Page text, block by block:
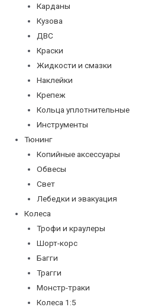
Карданы
Кузова
ДВС
Краски
Жидкости и смазки
Наклейки
Крепеж
Кольца уплотнительные
Инструменты
Тюнинг
Копийные аксессуары
Обвесы
Свет
Лебедки и эвакуация
Колеса
Трофи и краулеры
Шорт-корс
Багги
Трагги
Монстр-траки
Колеса 1:5